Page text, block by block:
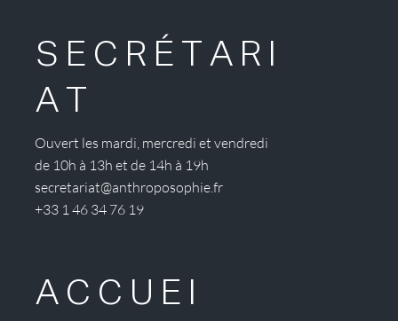
SECRÉTARI
AT
Ouvert les mardi, mercredi et vendredi
de 10h à 13h et de 14h à 19h
secretariat@anthroposophie.fr
+33 1 46 34 76 19
ACCUEI